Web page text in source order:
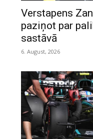
Verstapens
paziņot par
sastāvā
6. August, 2026